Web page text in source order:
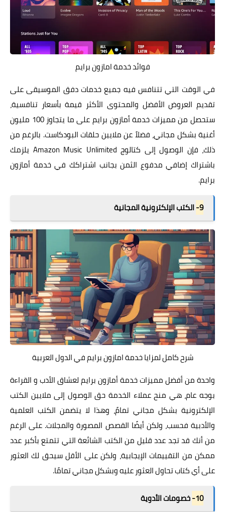
فوائد خدمة امازون برايم
في الوقت التي تتنافس فيه جميع خدمات دفق الموسيقى على
تقديم العروض الأفضل والمحتوى الأكثر قيمة بأسعار تنافسية،
ستحصل من مميزات خدمة أمازون برايم على ما يتجاوز 100 مليون
أغنية بشكل مجاني، فضلاً عن ملايين حلقات البودكاست. بالرغم من
ذلك، فإن الوصول إلى كتالوج Amazon Music Unlimited يلزمك
باشتراك إضافي مدفوع الثمن بجانب اشتراكك في خدمة أمازون
برايم.
9- الكتب الإلكترونية المجانية
شرح كامل لمزايا خدمة امازون برايم في الدول العربية
واحدة من أفضل مميزات خدمة أمازون برايم لعشاق الأدب و القراءة
بوجه عام، هي منح عملاء الخدمة حق الوصول إلى ملايين الكتب
الإلكترونية بشكل مجاني تمامً، وهذا لا يتضمن الكتب العلمية
والأدبية فحسب، ولكن أيضًا القصص المصورة والمجلات. على الرغم
من أنك قد تجد عدد قليل من الكتب الشائعة التي تتمتع بأكبر عدد
ممكن من التقييمات الإيجابية، ولكن على الأقل سيحق لك العثور
على أي كتاب تحاول العثور عليه وبشكل مجاني تمامًا.
10- خصومات الأدوية